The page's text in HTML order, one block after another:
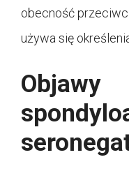
obecność
używa się
Objawy